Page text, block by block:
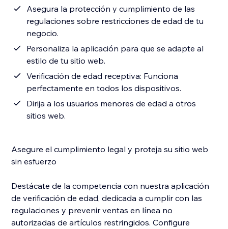
Asegura la protección y cumplimiento de las
regulaciones sobre restricciones de edad de tu
negocio.
Personaliza la aplicación para que se adapte al
estilo de tu sitio web.
Verificación de edad receptiva: Funciona
perfectamente en todos los dispositivos.
Dirija a los usuarios menores de edad a otros
sitios web.
Asegure el cumplimiento legal y proteja su sitio web
sin esfuerzo
Destácate de la competencia con nuestra aplicación
de verificación de edad, dedicada a cumplir con las
regulaciones y prevenir ventas en línea no
autorizadas de artículos restringidos. Configure